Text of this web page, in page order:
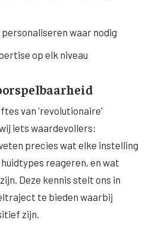
waar nodig
op elk niveau
van 'revolutionaire'
iets waardevollers:
precies wat elke instelling
reageren, en wat
Deze kennis stelt ons in
te bieden waarbij
zijn.